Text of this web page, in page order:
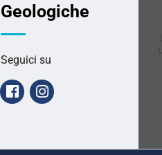
Geologiche
Seguici su
FacebookInstagram